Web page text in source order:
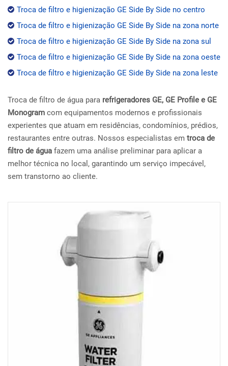
Troca de filtro e higienização GE Side By Side no centro
Troca de filtro e higienização GE Side By Side na zona norte
Troca de filtro e higienização GE Side By Side na zona sul
Troca de filtro e higienização GE Side By Side na zona oeste
Troca de filtro e higienização GE Side By Side na zona leste
Troca de filtro de água para refrigeradores GE, GE Profile e GE
Monogram com equipamentos modernos e profissionais
experientes que atuam em residências, condomínios, prédios,
restaurantes entre outras. Nossos especialistas em troca de
filtro de água fazem uma análise preliminar para aplicar a
melhor técnica no local, garantindo um serviço impecável,
sem transtorno ao cliente.